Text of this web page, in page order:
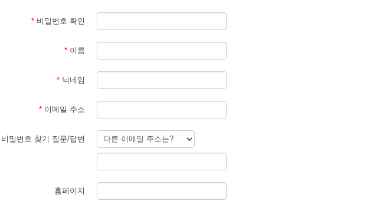
* 비밀번호 확인
* 이름
* 닉네임
* 이메일 주소
밀번호 찾기 질문/답변
홈페이지